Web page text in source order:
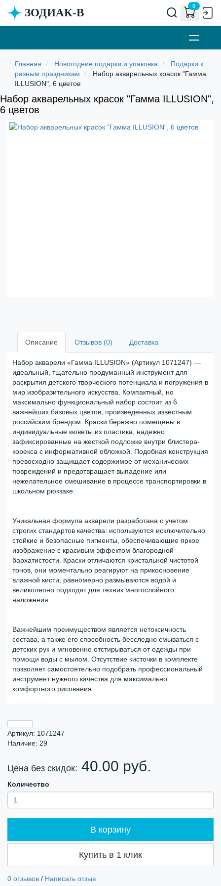
ЗОДИАК-В
0
Новогодние подарки и упаковка
Подарки к
разным праздникам
Набор акварельных красок "Гамма
ILLUSION", 6 цветов
Набор акварельных красок "Гамма ILLUSION",
6 цветов
Описание Отзывов (0) Доставка
Набор акварели «Гамма ILLUSION» (Артикул 1071247) —
идеальный, тщательно продуманный инструмент для
раскрытия детского творческого потенциала и погружения в
мир изобразительного искусства. Компактный, но
максимально функциональный набор состоит из 6
важнейших базовых цветов, произведенных известным
российским брендом. Краски бережно помещены в
индивидуальные кюветы из пластика, надежно
зафиксированные на жесткой подложке внутри блистера-
корекса с информативной обложкой. Подобная конструкция
превосходно защищает содержимое от механических
повреждений и предотвращает выпадение или
нежелательное смешивание в процессе транспортировки в
школьном рюкзаке.
Уникальная формула акварели разработана с учетом
строгих стандартов качества: используются исключительно
стойкие и безопасные пигменты, обеспечивающие яркое
изображение с красивым эффектом благородной
бархатистости. Краски отличаются кристальной чистотой
тонов, они моментально реагируют на прикосновение
влажной кисти, равномерно размываются водой и
великолепно подходят для техник многослойного
наложения.
Важнейшим преимуществом является нетоксичность
состава, а также его способность бесследно смываться с
детских рук и мгновенно отстирываться от одежды при
помощи воды с мылом. Отсутствие кисточки в комплекте
позволяет самостоятельно подобрать профессиональный
инструмент нужного качества для максимально
комфортного рисования.
Артикул: 1071247
Наличие: 29
Цена без скидок: 40.00 руб.
Количество
В корзину
Купить в 1 клик
0 отзывов / Написать отзыв